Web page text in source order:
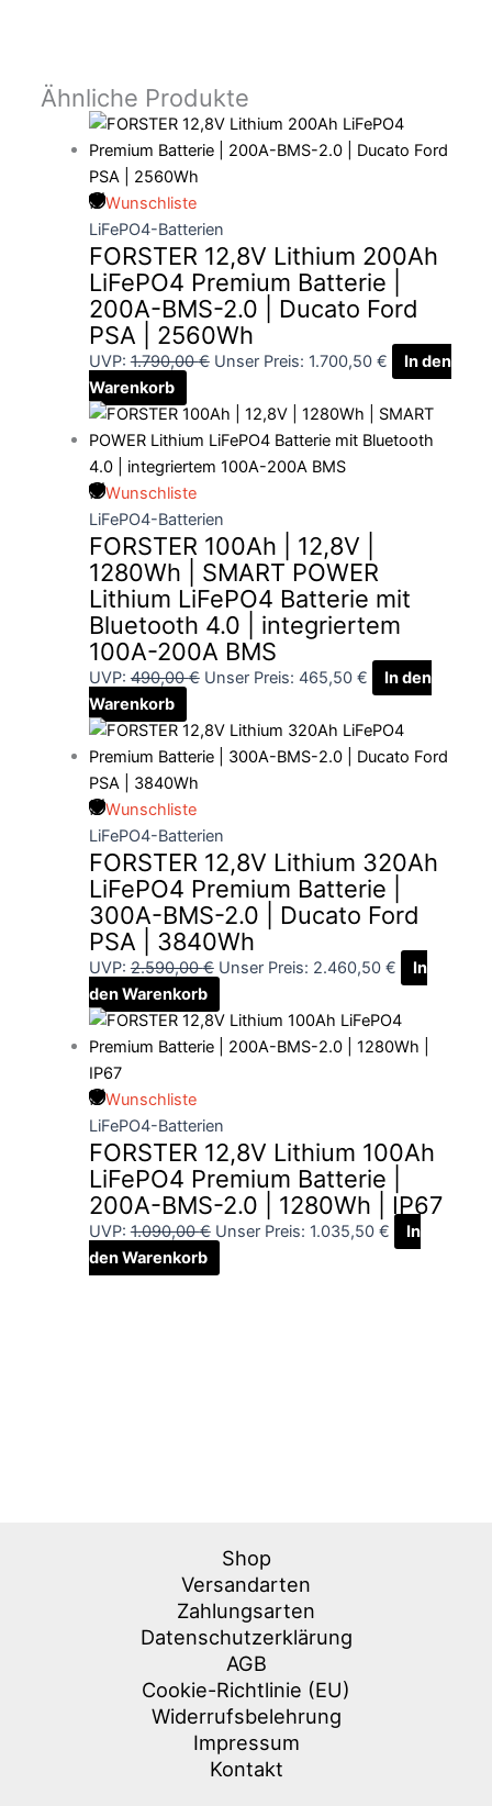
Ähnliche Produkte
Wunschliste
LiFePO4-Batterien
FORSTER 12,8V Lithium 200Ah
LiFePO4 Premium Batterie |
200A-BMS-2.0 | Ducato Ford
PSA | 2560Wh
UVP: 1.790,00€ Unser Preis: 1.700,50 €
In den
Warenkorb
Wunschliste
LiFePO4-Batterien
FORSTER 100Ah | 12,8V |
1280Wh | SMART POWER
Lithium LiFePO4 Batterie mit
Bluetooth 4.0 | integriertem
100A-200A BMS
UVP: 490,00€ Unser Preis: 465,50 €
In den
Warenkorb
Wunschliste
LiFePO4-Batterien
FORSTER 12,8V Lithium 320Ah
LiFePO4 Premium Batterie |
300A-BMS-2.0 | Ducato Ford
PSA | 3840Wh
UVP: 2.590,00€ Unser Preis: 2.460,50 €
In
den Warenkorb
Wunschliste
LiFePO4-Batterien
FORSTER 12,8V Lithium 100Ah
LiFePO4 Premium Batterie |
200A-BMS-2.0 | 1280Wh | IP67
UVP: 1.090,00€ Unser Preis: 1.035,50 €
In
den Warenkorb
Shop
Versandarten
Zahlungsarten
Datenschutzerklärung
AGB
Cookie-Richtlinie (EU)
Widerrufsbelehrung
Impressum
Kontakt